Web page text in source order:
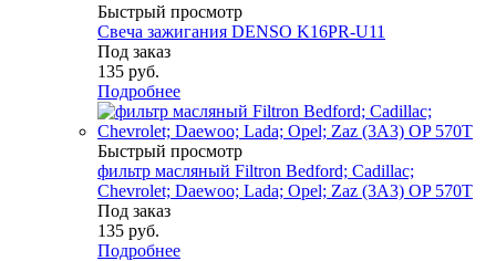
Быстрый просмотр
Свеча зажигания DENSO K16PR-U11
Под заказ
135 руб.
Подробнее
Быстрый просмотр
фильтр масляный Filtron Bedford; Cadillac;
Chevrolet; Daewoo; Lada; Opel; Zaz (3A3) OP 570T
Под заказ
135 руб.
Подробнее